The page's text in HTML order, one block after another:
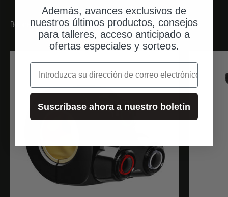
Botones y tiradores a juego
Además, avances exclusivos de
nuestros últimos productos, consejos
para talleres, acceso anticipado a
ofertas especiales y sorteos.
correo electrónico
Suscríbase ahora a nuestro boletín